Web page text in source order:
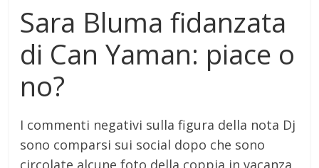
Sara Bluma fidanzata
di Can Yaman: piace o
no?
I commenti negativi sulla figura della nota Dj
sono comparsi sui social dopo che sono
circolate alcune foto della coppia in vacanza